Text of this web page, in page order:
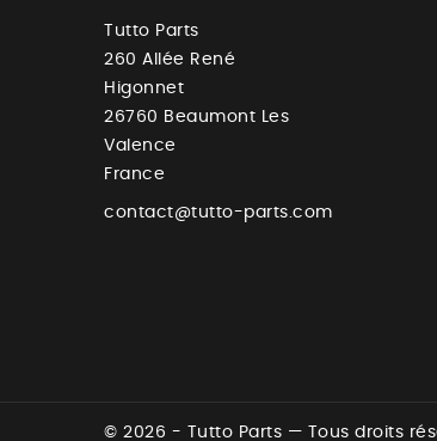
Tutto Parts
260 Allée René
Higonnet
26760 Beaumont Les
Valence
France
contact@tutto-parts.com
© 2026 - Tutto Parts — Tous droits